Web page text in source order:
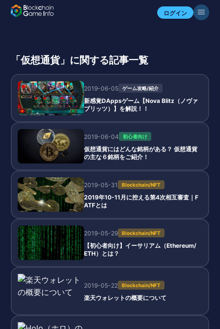
ログイン
「仮想通貨」に関する記事一覧
2019-06-05 ゲーム攻略/紹介
新感覚DAppsゲーム【Nova Blitz（ノヴァ
ブリッツ）】を解説！！
2019-06-04 初心者向け
仮想通貨にはどんな銘柄がある？ 仮想通貨
の主な６銘柄をご紹介！
2019-05-31 Blockchain/NFT
2019年10-11月に控える第4次相互審査｜F
ATFとは
2019-05-29 Blockchain/NFT
【初心者向け】イーサリアム（Ethereum/
ETH）とは？
2019-05-22 Blockchain/NFT
楽天ウォレットの概要について